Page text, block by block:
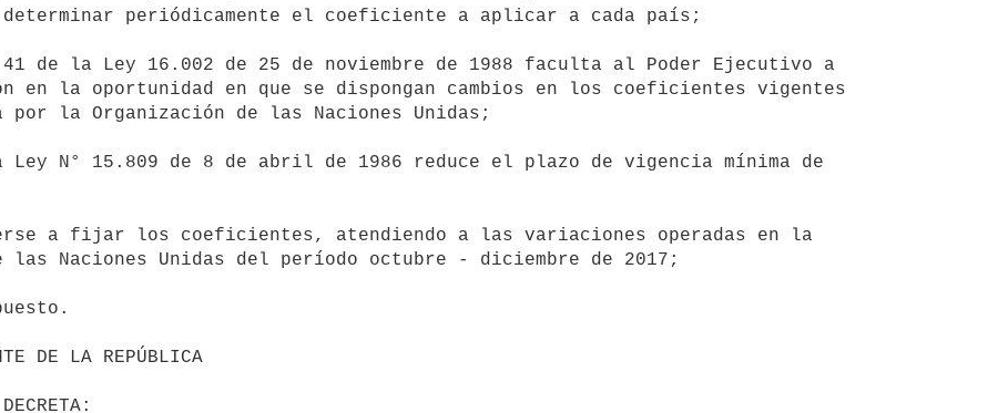
determinar periódicamente el coeficiente a aplicar a cada país;
la oportunidad en que se dispongan cambios en los coeficientes vigentes
la Organización de las Naciones Unidas;
las Naciones Unidas del período octubre - diciembre de 2017;